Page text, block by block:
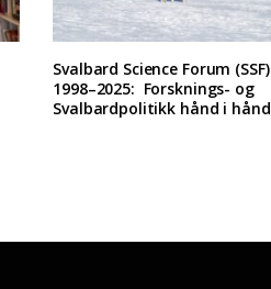
Svalbard Science Forum (SSF)
1998–2025: Forsknings- og
Svalbardpolitikk hånd i hånd